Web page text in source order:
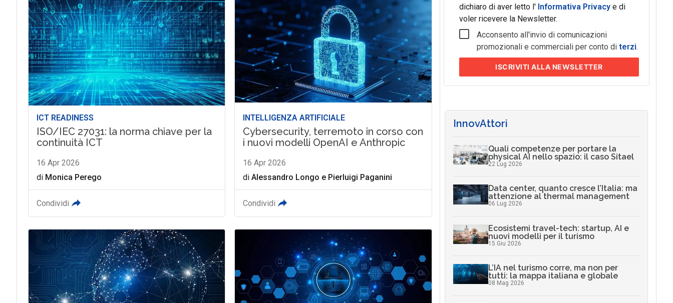
ICT READINESS
ISO/IEC 27031: la norma chiave per la
continuità ICT
16 Apr 2026
di Monica Perego
Condividi
INTELLIGENZA ARTIFICIALE
Cybersecurity, terremoto in corso con
i nuovi modelli OpenAI e Anthropic
16 Apr 2026
diAlessandro Longo e Pierluigi Paganini
Condividi
dichiaro di aver letto l'Informativa Privacy e di
voler ricevere la Newsletter.
Acconsento all'invio di comunicazioni
promozionali e commerciali per conto di terzi.
ISCRIVITIALLA NEWSLETTER
InnovAttori
Quali competenze per portare la
physical AI nello spazio: il caso Sitael
22 Lug 2026
Data center, quanto cresce l’Italia: ma
attenzione al thermal management
06 Lug 2026
Ecosistemi travel-tech: startup, AI e
nuovi modelli per il turismo
15 Giu 2026
L’IA nel turismo corre, ma non per
tutti: la mappa italiana e globale
08 Mag 2026